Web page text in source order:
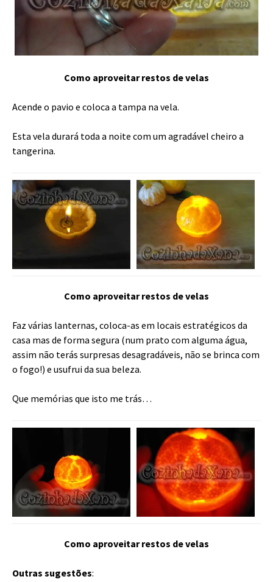
Como aproveitar restos de velas
Acende o pavio e coloca a tampa na vela.
Esta vela durará toda a noite com um agradável cheiro a
tangerina.
Como aproveitar restos de velas
Faz várias lanternas, coloca-as em locais estratégicos da
casa mas de forma segura (num prato com alguma água,
assim não terás surpresas desagradáveis, não se brinca com
o fogo!) e usufrui da sua beleza.
Que memórias que isto me trás…
Como aproveitar restos de velas
Outras sugestões: